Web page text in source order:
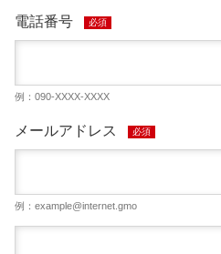
電話番号 必須
例：090-XXXX-XXXX
メールアドレス 必須
例： example@internet.gmo